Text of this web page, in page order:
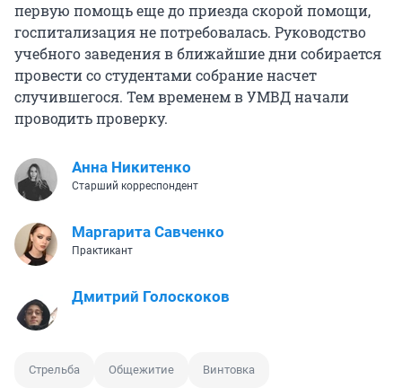
первую помощь еще до приезда скорой помощи,
госпитализация не потребовалась. Руководство
учебного заведения в ближайшие дни собирается
провести со студентами собрание насчет
случившегося. Тем временем в УМВД начали
проводить проверку.
Анна Никитенко
Старший корреспондент
Маргарита Савченко
Практикант
Дмитрий Голоскоков
Стрельба Общежитие Винтовка